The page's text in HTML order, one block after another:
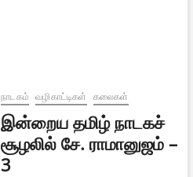
நாடகம் வழிகாட்டிகள் கலைகள்
இன்றைய தமிழ் நாடகச்
சூழலில் சே. ராமானுஜம் –
3